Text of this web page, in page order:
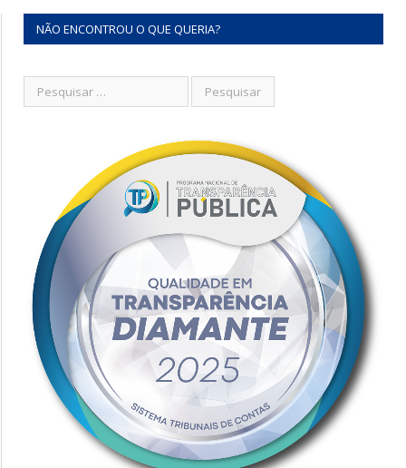
NÃO ENCONTROU O QUE QUERIA?